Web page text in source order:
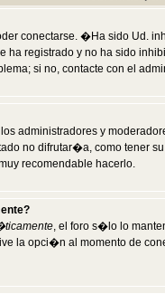
conectarse. �Ha sido Ud.
ha registrado y no ha sido
si no, contacte con el
administradores y
no difrutar�a, como tener
recomendable hacerlo.
, el foro s�lo lo
la opci�n al momento de